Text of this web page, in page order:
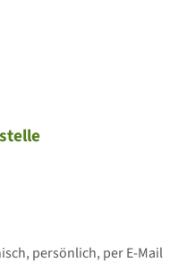
persönlich, per E-Mail